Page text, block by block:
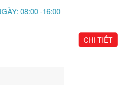
08:00 -16:00
CHI TIẾT